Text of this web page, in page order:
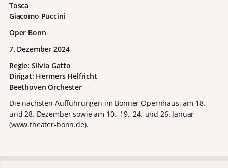
Tosca
Giacomo Puccini
Oper Bonn
7. Dezember 2024
Regie: Silvia Gatto
Dirigat: Hermers Helfricht
Beethoven Orchester
Die nächsten Aufführungen im Bonner Opernhaus: am 18.
und 28. Dezember sowie am 10., 19., 24. und 26. Januar
(www.theater-bonn.de).